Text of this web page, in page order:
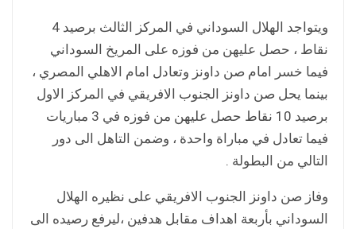
ويتواجد الهلال السوداني في المركز الثالث برصيد 4
نقاط ، حصل عليهن من فوزه على المريخ السوداني
فيما خسر امام صن داونز وتعادل امام الاهلي المصري ،
بينما يحل صن داونز الجنوب الافريقي في المركز الاول
برصيد 10 نقاط حصل عليهن من فوزه في 3 مباريات
فيما تعادل في مباراة واحدة ، وضمن التاهل الى دور
التالي من البطولة .
وفاز صن داونز الجنوب الافريقي على نظيره الهلال
السوداني بأربعة اهداف مقابل هدفين ،ليرفع رصيده الى